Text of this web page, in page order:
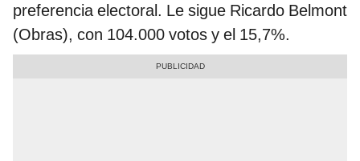
preferencia electoral. Le sigue Ricardo Belmont
(Obras), con 104.000 votos y el 15,7%.